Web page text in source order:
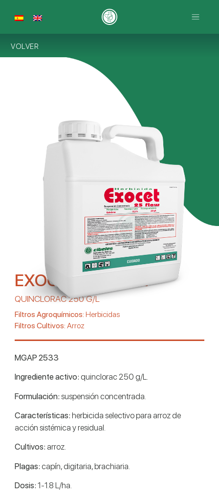
VOLVER
EXOCET 25 FLOW
QUINCLORAC 250 G/L
Filtros Agroquímicos: Herbicidas
Filtros Cultivos: Arroz
MGAP 2533
Ingrediente activo: quinclorac 250 g/L.
Formulación: suspensión concentrada.
Características: herbicida selectivo para arroz de
acción sistémica y residual.
Cultivos: arroz.
Plagas: capín, digitaria, brachiaria.
Dosis: 1-1.8 L/ha.